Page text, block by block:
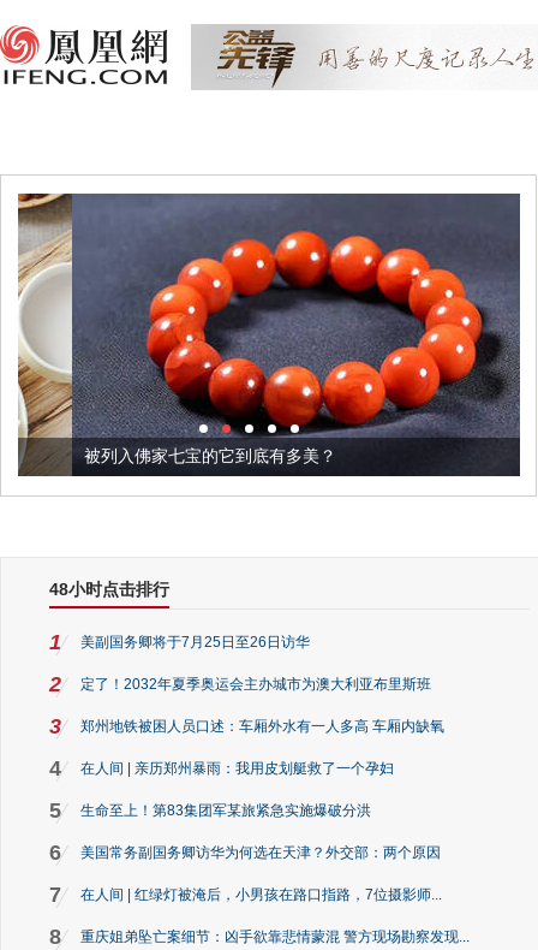
被列入佛家七宝的它到底有多美？
48小时点击排行
1 美副国务卿将于7月25日至26日访华
2 定了！2032年夏季奥运会主办城市为澳大利亚布里斯班
3 郑州地铁被困人员口述：车厢外水有一人多高 车厢内缺氧
4 在人间 | 亲历郑州暴雨：我用皮划艇救了一个孕妇
5 生命至上！第83集团军某旅紧急实施爆破分洪
6 美国常务副国务卿访华为何选在天津？外交部：两个原因
7 在人间 | 红绿灯被淹后，小男孩在路口指路，7位摄影师...
8 重庆姐弟坠亡案细节：凶手欲靠悲情蒙混 警方现场勘察发现...